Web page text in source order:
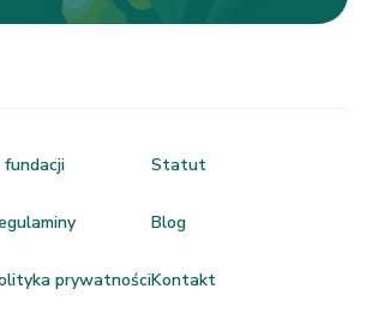
fundacji
prywatności
Statut
Blog
Kontakt